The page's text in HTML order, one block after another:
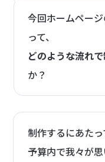
今回ホームペー
って、
どのような流れ
か？
制作するにあたっ
予算内で我々が